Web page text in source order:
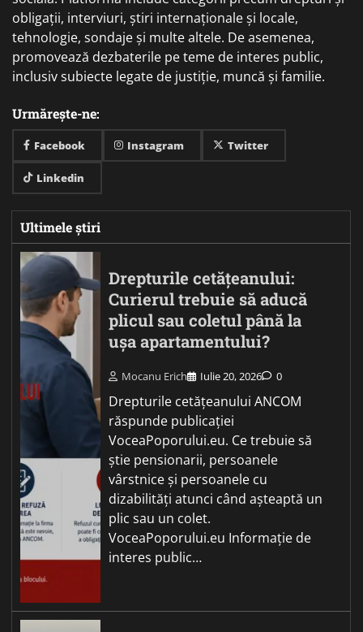
obligații, interviuri, știri internaționale și locale,
tehnologie, sondaje și multe altele. De asemenea,
promovează dezbaterile pe teme de interes public,
inclusiv subiecte legate de justiție, muncă și familie.
Urmărește-ne:
Facebook Instagram Twitter
Linkedin
Ultimele știri
Drepturile cetățeanului:
Curierul trebuie să aducă
plicul sau coletul până la
ușa apartamentului?
Mocanu Erich Iulie 20, 2026 0
Drepturile cetățeanului ANCOM
răspunde publicației
VoceaPoporului.eu. Ce trebuie să
știe pensionarii, persoanele
vârstnice și persoanele cu
dizabilități atunci când așteaptă un
plic sau un colet.
VoceaPoporului.eu Informație de
interes public…